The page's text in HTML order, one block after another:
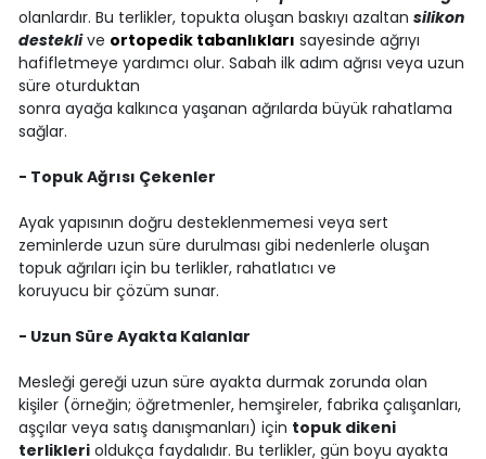
olanlardır. Bu terlikler, topukta oluşan baskıyı azaltan silikon
desteklive ortopedik tabanlıkları sayesinde ağrıyı
hafifletmeye yardımcı olur. Sabah ilk adım ağrısı veya uzun
süre oturduktan
sonra ayağa kalkınca yaşanan ağrılarda büyük rahatlama
sağlar.
- Topuk Ağrısı Çekenler
Ayak yapısının doğru desteklenmemesi veya sert
zeminlerde uzun süre durulması gibi nedenlerle oluşan
topuk ağrıları için bu terlikler, rahatlatıcı ve
koruyucu bir çözüm sunar.
- Uzun Süre Ayakta Kalanlar
Mesleği gereği uzun süre ayakta durmak zorunda olan
kişiler (örneğin; öğretmenler, hemşireler, fabrika çalışanları,
aşçılar veya satış danışmanları) için topuk dikeni
terliklerioldukça faydalıdır. Bu terlikler, gün boyu ayakta